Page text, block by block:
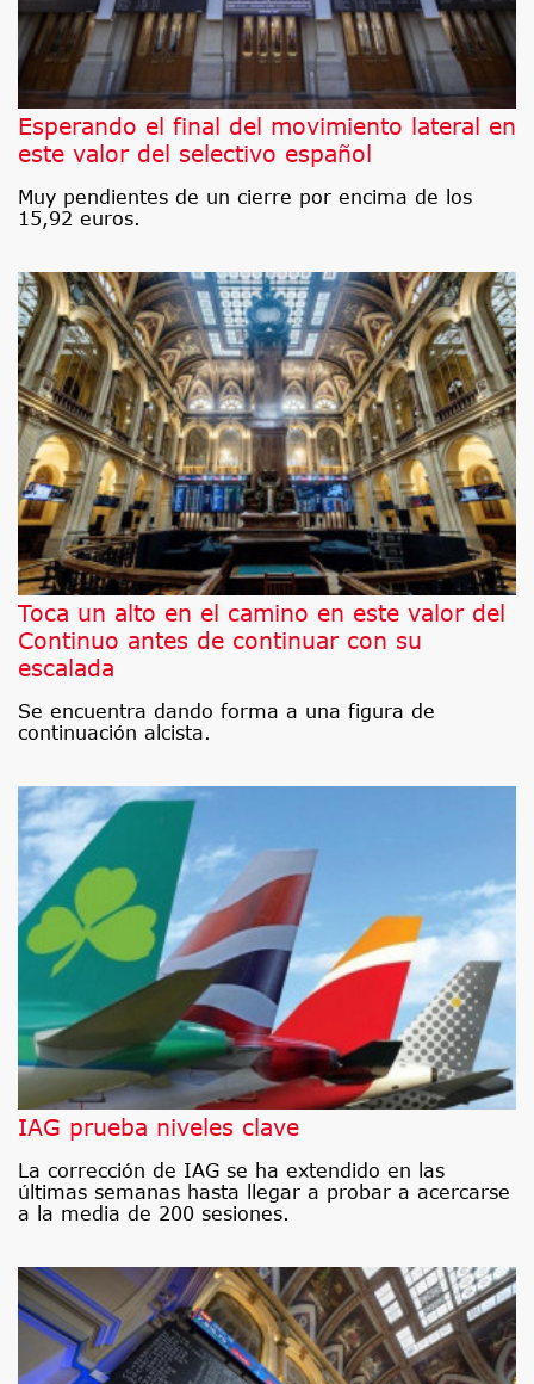
Esperando el final del movimiento lateral en
este valor del selectivo español
Muy pendientes de un cierre por encima de los
15,92 euros.
Toca un alto en el camino en este valor del
Continuo antes de continuar con su
escalada
Se encuentra dando forma a una figura de
continuación alcista.
IAG prueba niveles clave
La corrección de IAG se ha extendido en las
últimas semanas hasta llegar a probar a acercarse
a la media de 200 sesiones.